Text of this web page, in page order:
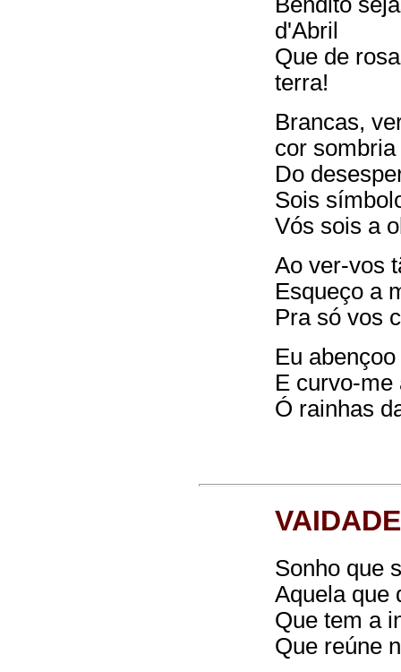
d'Abril
Que de
terra!
Brancas,
cor sombria
Do
Sois
Vós sois a
Ao ver-vos
Esqueço a
Pra só vos
Eu
E curvo-me
Ó rainhas
VAIDADE
Sonho que
Aquela que
Que tem a
Que reúne